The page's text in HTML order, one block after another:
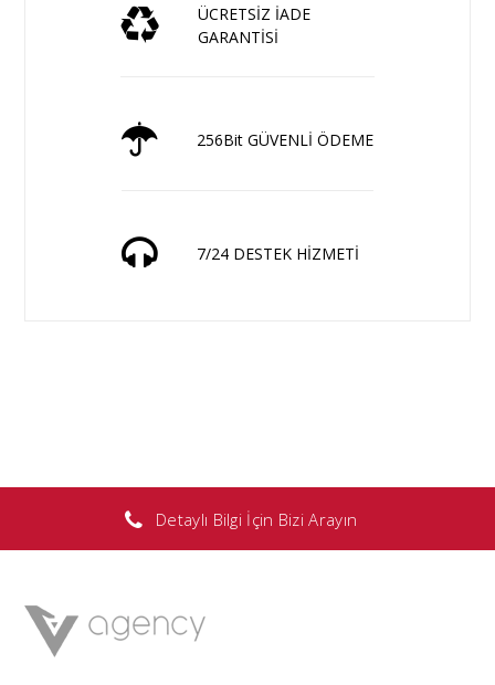
ÜCRETSİZ İADE
GARANTİSİ
256Bit GÜVENLİ ÖDEME
7/24 DESTEK HİZMETİ
Detaylı Bilgi İçin Bizi Arayın